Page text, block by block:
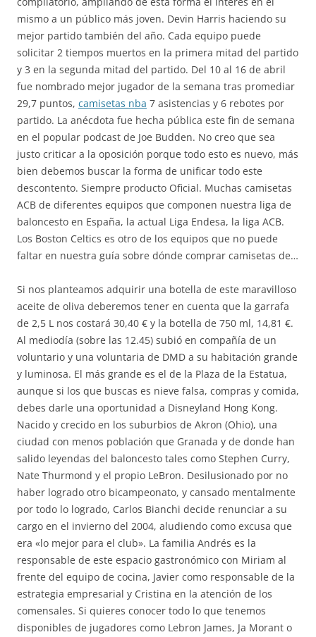
mismo a un público más joven. Devin Harris haciendo su
mejor partido también del año. Cada equipo puede
solicitar 2 tiempos muertos en la primera mitad del partido
y 3 en la segunda mitad del partido. Del 10 al 16 de abril
fue nombrado mejor jugador de la semana tras promediar
29,7 puntos, camisetas nba 7 asistencias y 6 rebotes por
partido. La anécdota fue hecha pública este fin de semana
en el popular podcast de Joe Budden. No creo que sea
justo criticar a la oposición porque todo esto es nuevo, más
bien debemos buscar la forma de unificar todo este
descontento. Siempre producto Oficial. Muchas camisetas
ACB de diferentes equipos que componen nuestra liga de
baloncesto en España, la actual Liga Endesa, la liga ACB.
Los Boston Celtics es otro de los equipos que no puede
faltar en nuestra guía sobre dónde comprar camisetas de…
Si nos planteamos adquirir una botella de este maravilloso
aceite de oliva deberemos tener en cuenta que la garrafa
de 2,5 L nos costará 30,40 € y la botella de 750 ml, 14,81 €.
Al mediodía (sobre las 12.45) subió en compañía de un
voluntario y una voluntaria de DMD a su habitación grande
y luminosa. El más grande es el de la Plaza de la Estatua,
aunque si los que buscas es nieve falsa, compras y comida,
debes darle una oportunidad a Disneyland Hong Kong.
Nacido y crecido en los suburbios de Akron (Ohio), una
ciudad con menos población que Granada y de donde han
salido leyendas del baloncesto tales como Stephen Curry,
Nate Thurmond y el propio LeBron. Desilusionado por no
haber logrado otro bicampeonato, y cansado mentalmente
por todo lo logrado, Carlos Bianchi decide renunciar a su
cargo en el invierno del 2004, aludiendo como excusa que
era «lo mejor para el club». La familia Andrés es la
responsable de este espacio gastronómico con Miriam al
frente del equipo de cocina, Javier como responsable de la
estrategia empresarial y Cristina en la atención de los
comensales. Si quieres conocer todo lo que tenemos
disponibles de jugadores como Lebron James, Ja Morant o